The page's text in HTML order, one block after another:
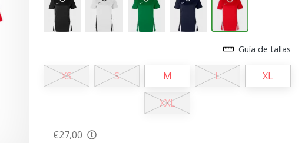
Guía de tallas
XS S M L XL
XXL
€27,00